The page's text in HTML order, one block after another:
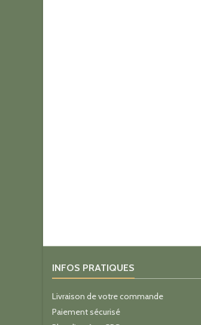
INFOS PRATIQUES
Livraison de votre commande
Paiement sécurisé